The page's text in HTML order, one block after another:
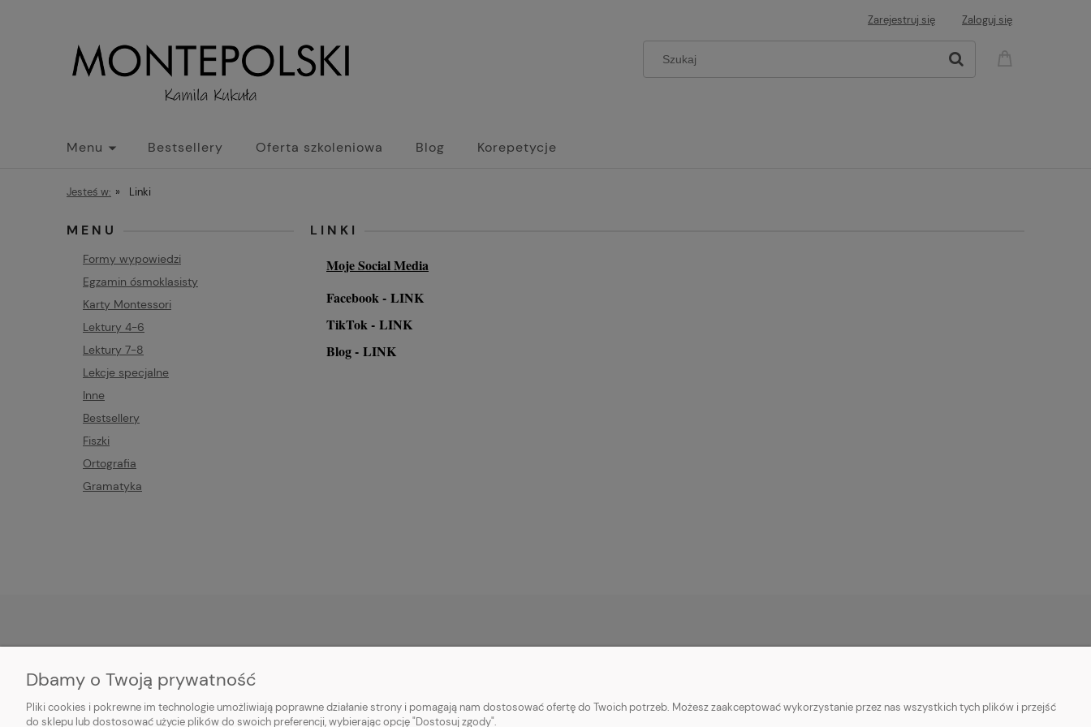
Zarejestruj się Zaloguj się
Menu Bestsellery Oferta szkoleniowa Blog Korepetycje
Jesteś w: » Linki
MENU
Formy wypowiedzi
Egzamin ósmoklasisty
Karty Montessori
Lektury 4-6
Lektury 7-8
Lekcje specjalne
Inne
Bestsellery
Fiszki
Ortografia
Gramatyka
LINKI
Moje Social Media
Facebook - LINK
TikTok - LINK
Blog - LINK
Zwroty i reklamacje
Regulamin sklepu
Ustawienia konta
Czas i koszty dostawy
Polityka prywatności
Linki
Dbamy o Twoją prywatność
Pliki cookies i pokrewne im technologie umożliwiają poprawne działanie strony i pomagają nam dostosować ofertę do Twoich potrzeb. Możesz zaakceptować wykorzystanie przez nas wszystkich tych plików i przejść
do sklepu lub dostosować użycie plików do swoich preferencji, wybierając opcję "Dostosuj zgody".